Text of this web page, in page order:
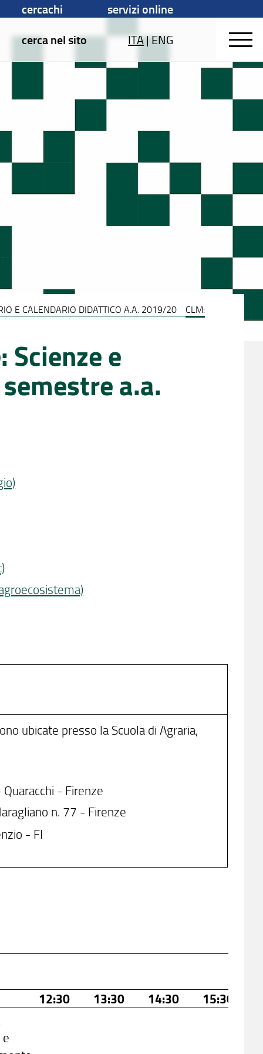
cercachi
servizi online
cerca nel sito
ITA|ENG
E CALENDARIO DIDATTICO A.A. 2019/20
CLM:
e
a.a.
ubicate presso la Scuola di Agraria,
- Firenze
n. 77 - Firenze
- FI
12:30 13:30 14:30 15:30